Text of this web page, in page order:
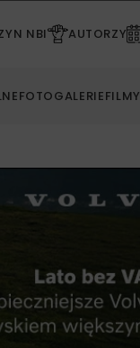
NBI AUTORZY
FOTOGALERIEFILMY